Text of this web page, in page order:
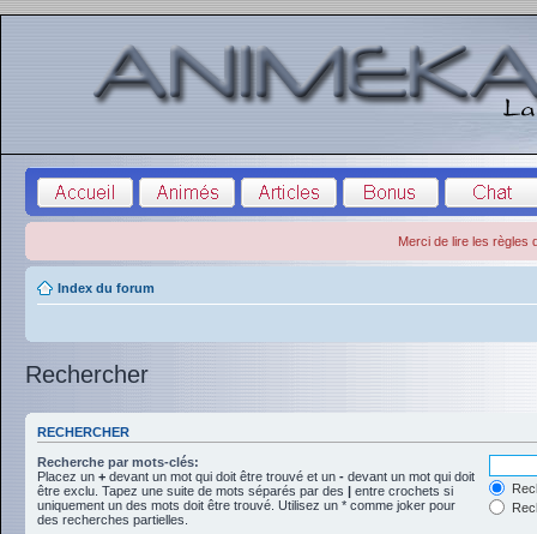
Merci de lire les règles
Index du forum
Rechercher
RECHERCHER
Recherche par mots-clés:
Placez un + devant un mot qui doit être trouvé et un - devant un mot qui doit
être exclu. Tapez une suite de mots séparés par des | entre crochets si
uniquement un des mots doit être trouvé. Utilisez un * comme joker pour
des recherches partielles.